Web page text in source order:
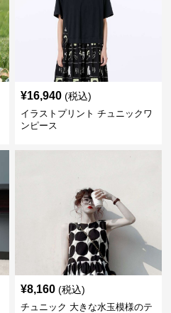
¥16,940 (税込)
イラストプリント チュニックワ
ンピース
¥8,160 (税込)
チュニック 大きな水玉模様のテ